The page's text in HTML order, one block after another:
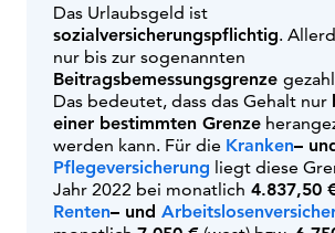
Das Urlaubsgeld ist
sozialversicherungspflichtig.
nur bis zur sogenannten
Beitragsbemessungsgrenze
Das bedeutet, dass das Gehalt nur
einer bestimmten Grenze
werden kann. Für die Kranken–
Pflegeversicherung liegt diese
Jahr 2022 bei monatlich 4.837,50
Renten– und